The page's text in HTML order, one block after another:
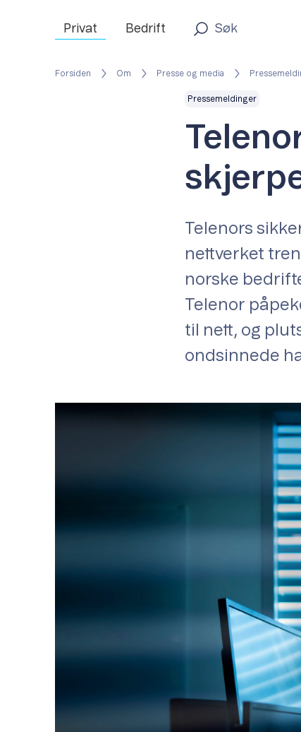
Privat Bedrift
Forsiden Om Presse og media
Pressemeldinger
Telenors
nettverket
norske
Telenor
til nett, og
ondsinnede